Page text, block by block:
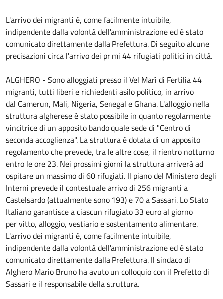
L'arrivo dei migranti è, come facilmente intuibile,
indipendente dalla volontà dell'amministrazione ed è stato
comunicato direttamente dalla Prefettura. Di seguito alcune
precisazioni circa l'arrivo dei primi 44 rifugiati politici in città.
ALGHERO - Sono alloggiati presso il Vel Marì di Fertilia 44
migranti, tutti liberi e richiedenti asilo politico, in arrivo
dal Camerun, Mali, Nigeria, Senegal e Ghana. L'alloggio nella
struttura algherese è stato possibile in quanto regolarmente
vincitrice di un apposito bando quale sede di "Centro di
seconda accoglienza". La struttura è dotata di un apposito
regolamento che prevede, tra le altre cose, il rientro notturno
entro le ore 23. Nei prossimi giorni la struttura arriverà ad
ospitare un massimo di 60 rifugiati. Il piano del Ministero degli
Interni prevede il contestuale arrivo di 256 migranti a
Castelsardo (attualmente sono 193) e 70 a Sassari. Lo Stato
Italiano garantisce a ciascun rifugiato 33 euro al giorno
per vitto, alloggio, vestiario e sostentamento alimentare.
L'arrivo dei migranti è, come facilmente intuibile,
indipendente dalla volontà dell'amministrazione ed è stato
comunicato direttamente dalla Prefettura. Il sindaco di
Alghero Mario Bruno ha avuto un colloquio con il Prefetto di
Sassari e il responsabile della struttura.